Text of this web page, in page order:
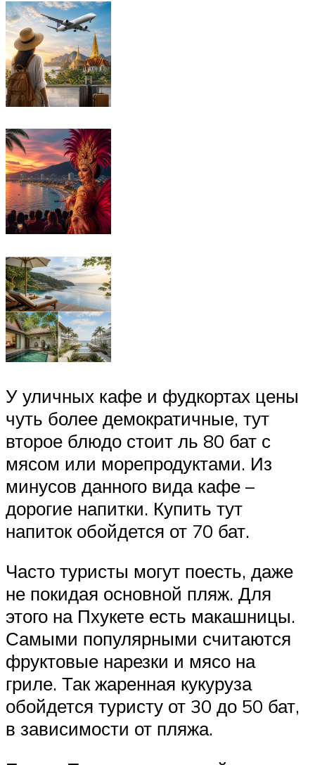
У уличных кафе и фудкортах цены
чуть более демократичные, тут
второе блюдо стоит ль 80 бат с
мясом или морепродуктами. Из
минусов данного вида кафе –
дорогие напитки. Купить тут
напиток обойдется от 70 бат.
Часто туристы могут поесть, даже
не покидая основной пляж. Для
этого на Пхукете есть макашницы.
Самыми популярными считаются
фруктовые нарезки и мясо на
гриле. Так жаренная кукуруза
обойдется туристу от 30 до 50 бат,
в зависимости от пляжа.